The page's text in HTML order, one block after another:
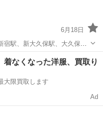
6月18日
宿駅、新大久保駅、大久保
気にされる方ご購入はお控
は致しかねます、宜しくお願
具 付近
着なくなった洋服、買取り
大限買取します
Ad